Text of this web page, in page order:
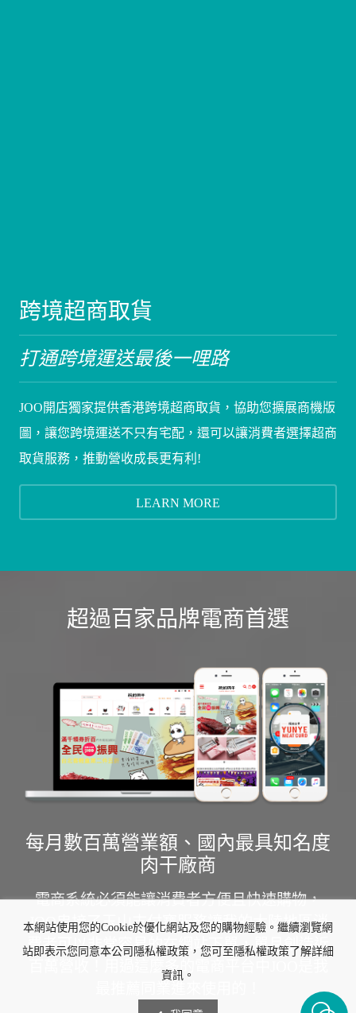
跨境超商取貨
打通跨境運送最後一哩路
JOO開店獨家提供香港跨境超商取貨，協助您擴展商機版
圖，讓您跨境運送不只有宅配，還可以讓消費者選擇超商
取貨服務，推動營收成長更有利!
LEARN MORE
超過百家品牌電商首選
每月數百萬營業額、國內最具知名度
肉干廠商
電商系統必須能讓消費者方便且快速購物，
JOO串接了玉山支付寶服務讓我的大陸地區消
費者可以非常容易的在網站下單，單月創造近
百萬營收！用過這麼多的電商平台中JOO是我
本網站使用您的Cookie於優化網站及您的購物經驗。繼續瀏覽網
站即表示您同意本公司隱私權政策，您可至隱私權政策了解詳細
資訊。